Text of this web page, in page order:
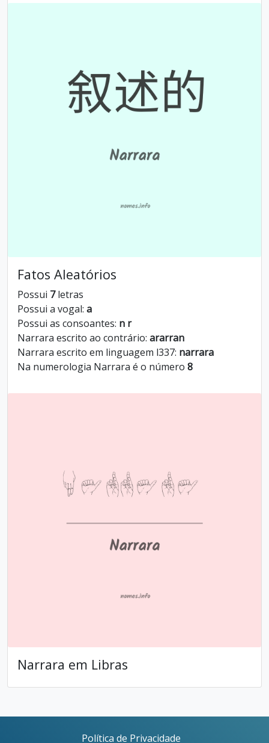
Fatos Aleatórios
Possui 7letras
Possui a vogal: a
Possui as consoantes: n r
Narrara escrito ao contrário: ararran
Narrara escrito em linguagem l337: narrara
Na numerologia Narrara é o número 8
Narrara em Libras
Política de Privacidade